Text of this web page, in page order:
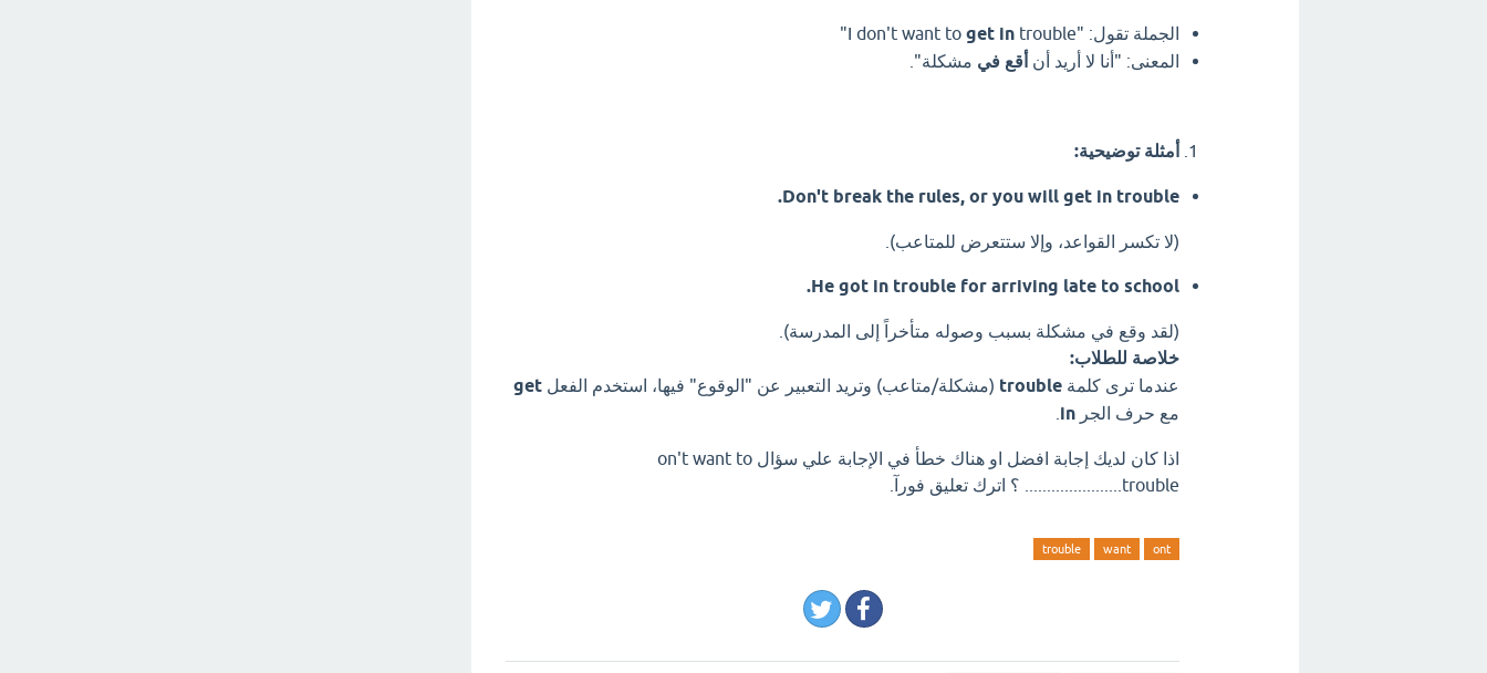
الجملة تقول: "I don't want to get in trouble"
المعنى: "أنا لا أريد أن أقع في مشكلة".
أمثلة توضيحية:
Don't break the rules, or you will get in trouble.
(لا تكسر القواعد، وإلا ستتعرض للمتاعب).
He got in trouble for arriving late to school.
(لقد وقع في مشكلة بسبب وصوله متأخراً إلى المدرسة).
خلاصة للطلاب:
عندما ترى كلمة trouble (مشكلة/متاعب) وتريد التعبير عن "الوقوع" فيها، استخدم الفعل get
مع حرف الجر in
اذا كان لديك إجابة افضل او هناك خطأ في الإجابة علي سؤال on't want to
.....................trouble. ؟ اترك تعليق فورآ.
ont
want
trouble